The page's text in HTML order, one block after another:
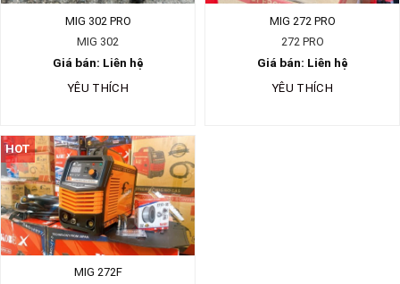
MIG 302 PRO
MIG 302
Giá bán: Liên hệ
YÊU THÍCH
MIG 272 PRO
272 PRO
Giá bán: Liên hệ
YÊU THÍCH
HOT
MIG 272F